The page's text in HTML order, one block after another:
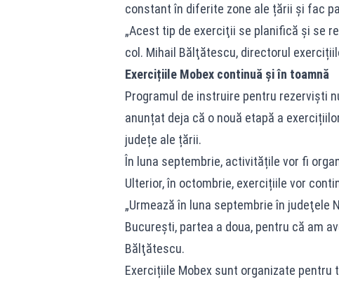
constant în diferite zone ale țării și fac
„Acest tip de exerciţii se planifică şi se
col. Mihail Bălţătescu, directorul
Exercițiile Mobex continuă și în toamnă
Programul de instruire pentru rezerviști
anunțat deja că o nouă etapă a
județe ale țării.
În luna septembrie, activitățile vor fi
Ulterior, în octombrie, exercițiile vor
„Urmează în luna septembrie în judeţele
Bucureşti, partea a doua, pentru că am
Bălţătescu.
Exercițiile Mobex sunt organizate